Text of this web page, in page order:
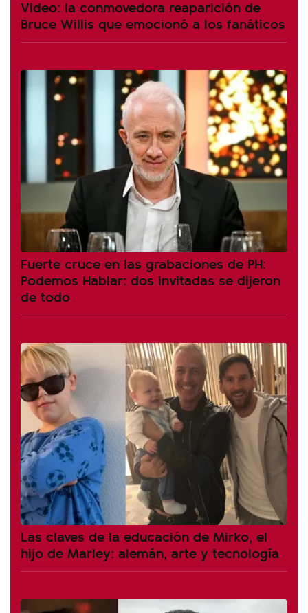
Video: la conmovedora reaparición de
Bruce Willis que emocionó a los fanáticos
Fuerte cruce en las grabaciones de PH:
Podemos Hablar: dos invitadas se dijeron
de todo
Las claves de la educación de Mirko, el
hijo de Marley: alemán, arte y tecnología